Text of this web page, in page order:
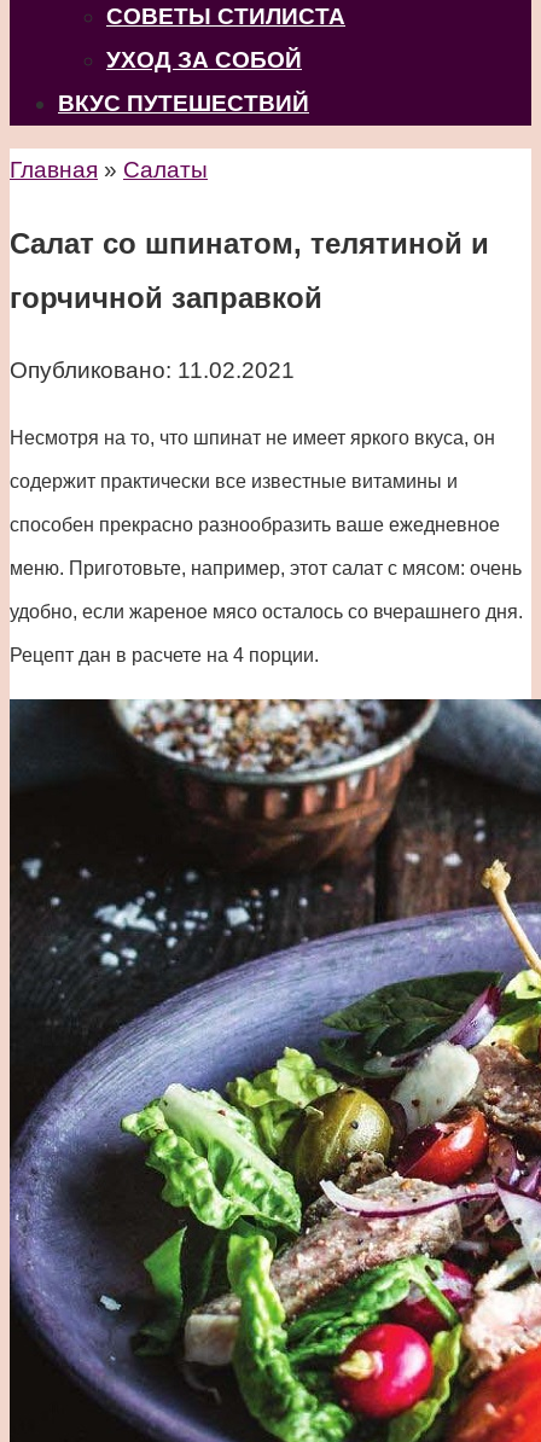
СОВЕТЫ СТИЛИСТА
УХОД ЗА СОБОЙ
ВКУС ПУТЕШЕСТВИЙ
Главная » Салаты
Салат со шпинатом, телятиной и
горчичной заправкой
Опубликовано: 11.02.2021
Несмотря на то, что шпинат не имеет яркого вкуса, он
содержит практически все известные витамины и
способен прекрасно разнообразить ваше ежедневное
меню. Приготовьте, например, этот салат с мясом: очень
удобно, если жареное мясо осталось со вчерашнего дня.
Рецепт дан в расчете на 4 порции.